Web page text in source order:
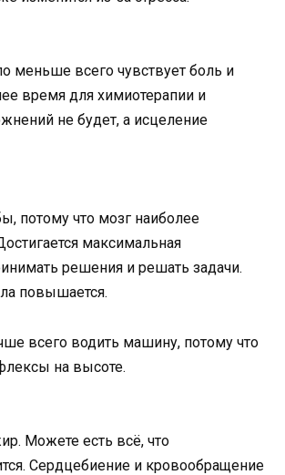
меньше всего чувствует боль и
время для химиотерапии и
не будет, а исцеление
потому что мозг наиболее
максимальная
решения и решать задачи.
повышается.
всего водить машину, потому что
на высоте.
Можете есть всё, что
Сердцебиение и кровообращение